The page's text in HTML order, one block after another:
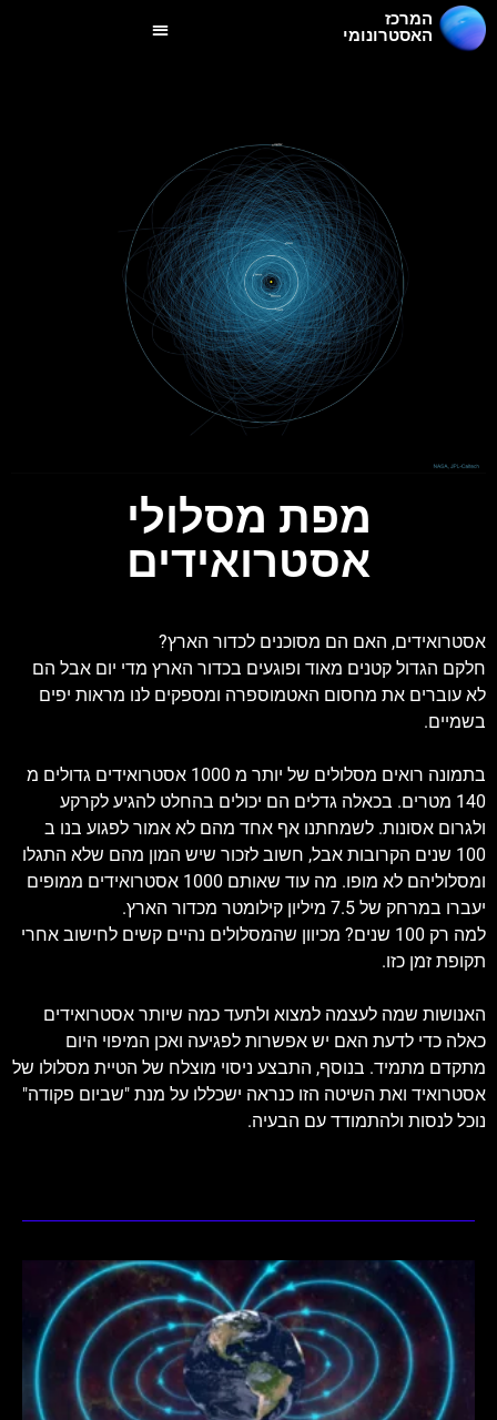
המרכז
האסטרונומי
מפת מסלולי
אסטרואידים
אסטרואידים, האם הם מסוכנים לכדור הארץ?
חלקם הגדול קטנים מאוד ופוגעים בכדור הארץ מדי יום אבל הם
לא עוברים את מחסום האטמוספרה ומספקים לנו מראות יפים
בשמיים.
בתמונה רואים מסלולים של יותר מ 1000 אסטרואידים גדולים מ
140 מטרים. בכאלה גדלים הם יכולים בהחלט להגיע לקרקע
ולגרום אסונות. לשמחתנו אף אחד מהם לא אמור לפגוע בנו ב
100 שנים הקרובות אבל, חשוב לזכור שיש המון מהם שלא התגלו
ומסלוליהם לא מופו. מה עוד שאותם 1000 אסטרואידים ממופים
יעברו במרחק של 7.5 מיליון קילומטר מכדור הארץ.
למה רק 100 שנים? מכיוון שהמסלולים נהיים קשים לחישוב אחרי
תקופת זמן כזו.
האנושות שמה לעצמה למצוא ולתעד כמה שיותר אסטרואידים
כאלה כדי לדעת האם יש אפשרות לפגיעה ואכן המיפוי היום
מתקדם מתמיד. בנוסף, התבצע ניסוי מוצלח של הטיית מסלולו של
אסטרואיד ואת השיטה הזו כנראה ישכללו על מנת "שביום פקודה"
נוכל לנסות ולהתמודד עם הבעיה.